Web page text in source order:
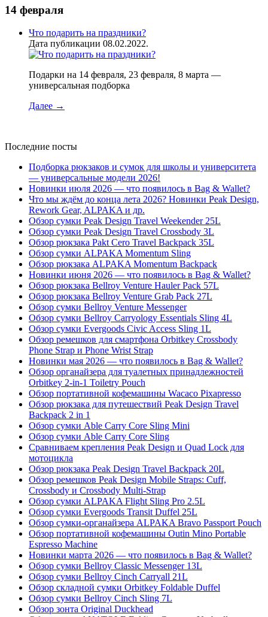
14 февраля
Что подарить на праздники?
Дата публикации 08.02.2022.
Подарки на 14 февраля, 23 февраля, 8 марта —
универсальная подборка
Далее →
Последние посты
Подборка рюкзаков и сумок для школы и университета
— универсальные модели 2026!
Новинки июля 2026 — что появилось в Bag & Wallet?
Что мы ждём до конца лета 2026? Новинки Peak Design,
Rework Gear, ALPAKA и др.
Обзор сумки Peak Design Travel Weekender 25L
Обзор сумки Peak Design Travel Crossbody 3L
Обзор рюкзака Pakt Cero Travel Backpack 35L
Обзор сумки ALPAKA Momentum Sling
Обзор рюкзака ALPAKA Momentum Backpack
Новинки июня 2026 — что появилось в Bag & Wallet?
Обзор рюкзака Bellroy Venture Hauler Pack 57L
Обзор рюкзака Bellroy Venture Grab Pack 27L
Обзор сумки Bellroy Venture Messenger
Обзор сумки Bellroy Carryology Essentials Sling 4L
Обзор сумки Evergoods Civic Access Sling 1L
Обзор ремешков для смартфона Orbitkey Crossbody
Phone Strap и Phone Wrist Strap
Новинки мая 2026 — что появилось в Bag & Wallet?
Обзор органайзера для туалетных принадлежностей
Orbitkey 2-in-1 Toiletry Pouch
Обзор портативной кофемашины Wacaco Pixapresso
Обзор рюкзака для путешествий Peak Design Travel
Backpack 2 in 1
Обзор сумки Able Carry Core Sling Mini
Обзор сумки Able Carry Core Sling
Сравниваем крепления Peak Design и Quad Lock для
мотоцикла
Обзор рюкзака Peak Design Travel Backpack 20L
Обзор ремешков Peak Design Mobile Straps: Cuff,
Crossbody и Crossbody Multi-Strap
Обзор сумки ALPAKA Flight Sling Pro 2.5L
Обзор сумки Evergoods Transit Duffel 25L
Обзор сумки-органайзера ALPAKA Bravo Passport Pouch
Обзор портативной кофемашины Outin Mino Portable
Espresso Machine
Новинки марта 2026 — что появилось в Bag & Wallet?
Обзор сумки Bellroy Classic Messenger 13L
Обзор сумки Bellroy Cinch Carryall 21L
Обзор складной сумки Orbitkey Foldable Duffel
Обзор сумки Bellroy Cinch Sling 7L
Обзор зонта Original Duckhead